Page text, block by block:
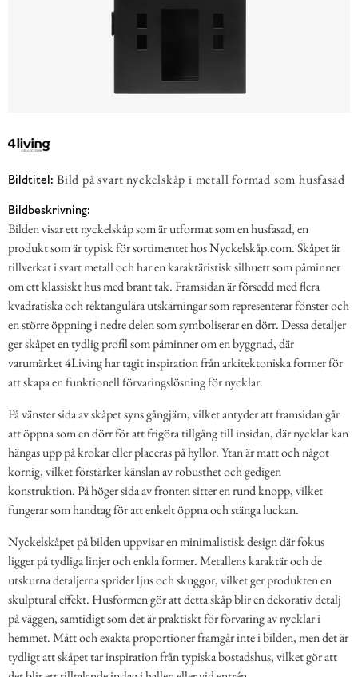
Bildtitel: Bild på svart nyckelskåp i metall formad som husfasad
Bildbeskrivning:
Bilden visar ett nyckelskåp som är utformat som en husfasad, en
produkt som är typisk för sortimentet hos Nyckelskåp.com. Skåpet är
tillverkat i svart metall och har en karaktäristisk silhuett som påminner
om ett klassiskt hus med brant tak. Framsidan är försedd med flera
kvadratiska och rektangulära utskärningar som representerar fönster och
en större öppning i nedre delen som symboliserar en dörr. Dessa detaljer
ger skåpet en tydlig profil som påminner om en byggnad, där
varumärket 4Living har tagit inspiration från arkitektoniska former för
att skapa en funktionell förvaringslösning för nycklar.
På vänster sida av skåpet syns gångjärn, vilket antyder att framsidan går
att öppna som en dörr för att frigöra tillgång till insidan, där nycklar kan
hängas upp på krokar eller placeras på hyllor. Ytan är matt och något
kornig, vilket förstärker känslan av robusthet och gedigen
konstruktion. På höger sida av fronten sitter en rund knopp, vilket
fungerar som handtag för att enkelt öppna och stänga luckan.
Nyckelskåpet på bilden uppvisar en minimalistisk design där fokus
ligger på tydliga linjer och enkla former. Metallens karaktär och de
utskurna detaljerna sprider ljus och skuggor, vilket ger produkten en
skulptural effekt. Husformen gör att detta skåp blir en dekorativ detalj
på väggen, samtidigt som det är praktiskt för förvaring av nycklar i
hemmet. Mått och exakta proportioner framgår inte i bilden, men det är
tydligt att skåpet tar inspiration från typiska bostadshus, vilket gör att